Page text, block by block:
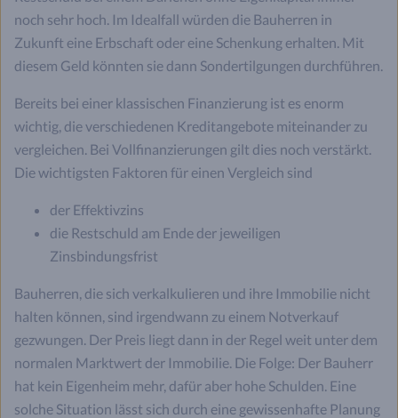
noch sehr hoch. Im Idealfall würden die Bauherren in
Zukunft eine Erbschaft oder eine Schenkung erhalten. Mit
diesem Geld könnten sie dann Sondertilgungen durchführen.
Bereits bei einer klassischen Finanzierung ist es enorm
wichtig, die verschiedenen Kreditangebote miteinander zu
vergleichen. Bei Vollfinanzierungen gilt dies noch verstärkt.
Die wichtigsten Faktoren für einen Vergleich sind
der Effektivzins
die Restschuld am Ende der jeweiligen
Zinsbindungsfrist
Bauherren, die sich verkalkulieren und ihre Immobilie nicht
halten können, sind irgendwann zu einem Notverkauf
gezwungen. Der Preis liegt dann in der Regel weit unter dem
normalen Marktwert der Immobilie. Die Folge: Der Bauherr
hat kein Eigenheim mehr, dafür aber hohe Schulden. Eine
solche Situation lässt sich durch eine gewissenhafte Planung